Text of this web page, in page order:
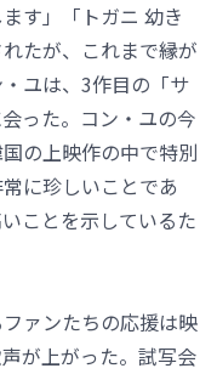
す」「トガニ 幼き
たが、これまで縁が
ユは、3作目の「サ
った。コン・ユの今
の上映作の中で特別
に珍しいことであ
ことを示しているた
ァンたちの応援は映
が上がった。試写会